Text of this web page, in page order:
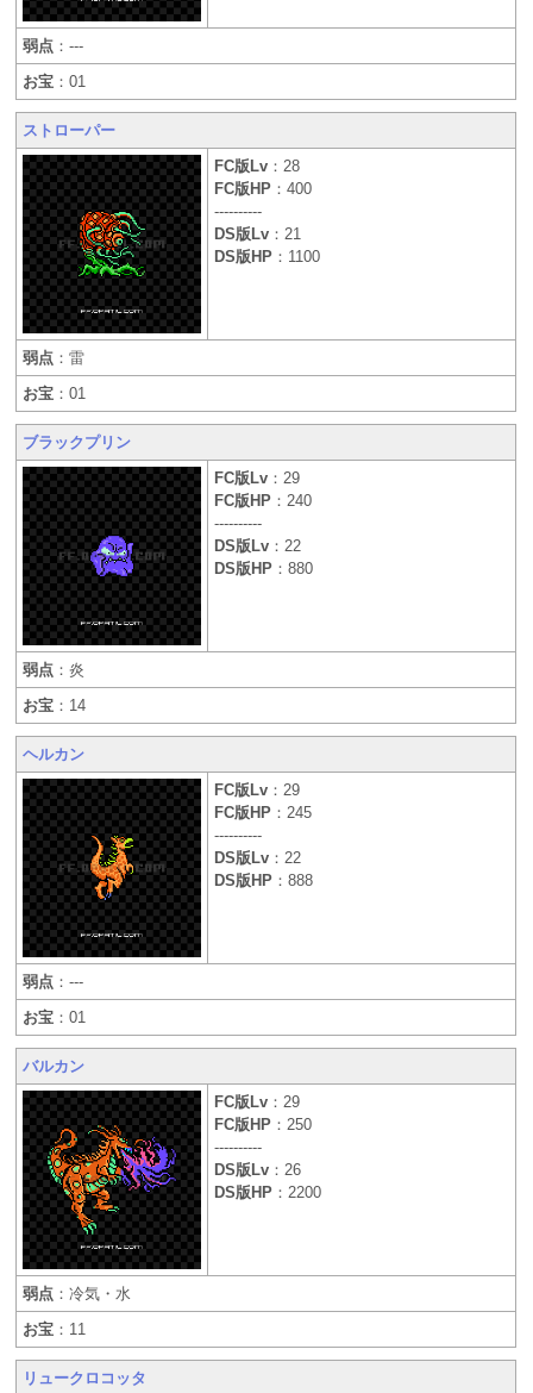
弱点 ：---
お宝 ：01
ストローパー
FC版Lv ：28
FC版HP ：400
----------
DS版Lv ：21
DS版HP ：1100
弱点 ：雷
お宝 ：01
ブラックプリン
FC版Lv ：29
FC版HP ：240
----------
DS版Lv ：22
DS版HP ：880
弱点 ：炎
お宝 ：14
ヘルカン
FC版Lv ：29
FC版HP ：245
----------
DS版Lv ：22
DS版HP ：888
弱点 ：---
お宝 ：01
バルカン
FC版Lv ：29
FC版HP ：250
----------
DS版Lv ：26
DS版HP ：2200
弱点 ：冷気・水
お宝 ：11
リュークロコッタ